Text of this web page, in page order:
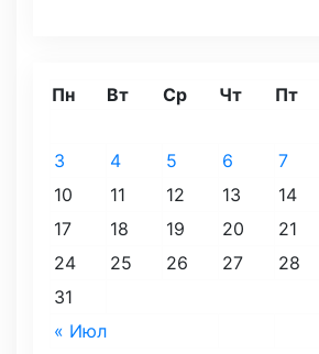
Пн Вт Ср Чт Пт
« Июл
3
4 5 6 7
10
11 12 13 14
17
18 19 20 21
24
25 26 27 28
31